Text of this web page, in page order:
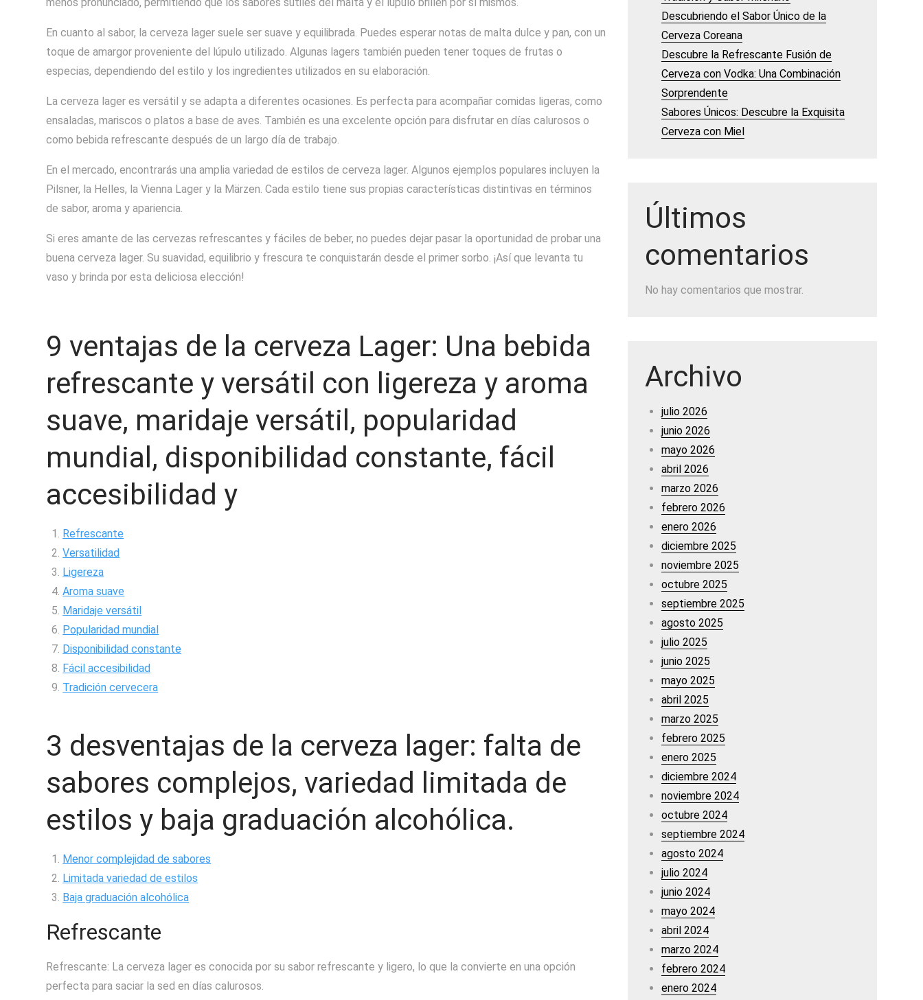
En cuanto al sabor, la cerveza lager suele ser suave y equilibrada. Puedes esperar notas de malta dulce y pan, con un
toque de amargor proveniente del lúpulo utilizado. Algunas lagers también pueden tener toques de frutas o
especias, dependiendo del estilo y los ingredientes utilizados en su elaboración.
La cerveza lager es versátil y se adapta a diferentes ocasiones. Es perfecta para acompañar comidas ligeras, como
ensaladas, mariscos o platos a base de aves. También es una excelente opción para disfrutar en días calurosos o
como bebida refrescante después de un largo día de trabajo.
En el mercado, encontrarás una amplia variedad de estilos de cerveza lager. Algunos ejemplos populares incluyen la
Pilsner, la Helles, la Vienna Lager y la Märzen. Cada estilo tiene sus propias características distintivas en términos
de sabor, aroma y apariencia.
Si eres amante de las cervezas refrescantes y fáciles de beber, no puedes dejar pasar la oportunidad de probar una
buena cerveza lager. Su suavidad, equilibrio y frescura te conquistarán desde el primer sorbo. ¡Así que levanta tu
vaso y brinda por esta deliciosa elección!
9 ventajas de la cerveza Lager: Una bebida
refrescante y versátil con ligereza y aroma
suave, maridaje versátil, popularidad
mundial, disponibilidad constante, fácil
accesibilidad y
Refrescante
Versatilidad
Ligereza
Aroma suave
Maridaje versátil
Popularidad mundial
Disponibilidad constante
Fácil accesibilidad
Tradición cervecera
3 desventajas de la cerveza lager: falta de
sabores complejos, variedad limitada de
estilos y baja graduación alcohólica.
Menor complejidad de sabores
Limitada variedad de estilos
Baja graduación alcohólica
Refrescante
Refrescante: La cerveza lager es conocida por su sabor refrescante y ligero, lo que la convierte en una opción
perfecta para saciar la sed en días calurosos.
Descubriendo el Sabor Único de la
Cerveza Coreana
Descubre la Refrescante Fusión de
Cerveza con Vodka: Una Combinación
Sorprendente
Sabores Únicos: Descubre la Exquisita
Cerveza con Miel
Últimos
comentarios
No hay comentarios que mostrar.
Archivo
julio 2026
junio 2026
mayo 2026
abril 2026
marzo 2026
febrero 2026
enero 2026
diciembre 2025
noviembre 2025
octubre 2025
septiembre 2025
agosto 2025
julio 2025
junio 2025
mayo 2025
abril 2025
marzo 2025
febrero 2025
enero 2025
diciembre 2024
noviembre 2024
octubre 2024
septiembre 2024
agosto 2024
julio 2024
junio 2024
mayo 2024
abril 2024
marzo 2024
febrero 2024
enero 2024